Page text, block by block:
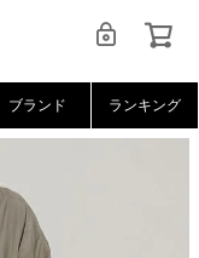
ブランド ランキング